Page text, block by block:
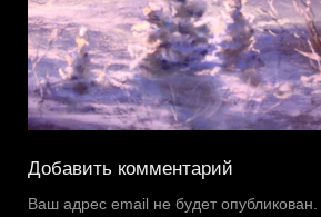
Добавить комментарий
Ваш адрес email не будет опубликован.